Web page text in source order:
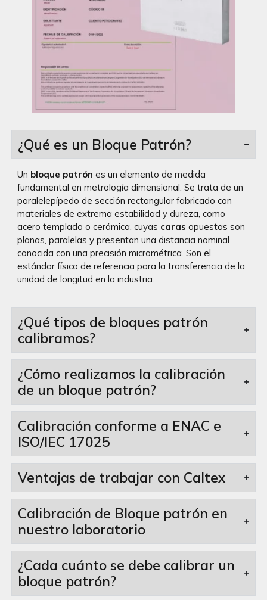
¿Qué es un Bloque Patrón?
Un bloque patrón es un elemento de medida
fundamental en metrología dimensional. Se trata de un
paralelepípedo de sección rectangular fabricado con
materiales de extrema estabilidad y dureza, como
acero templado o cerámica, cuyas caras opuestas son
planas, paralelas y presentan una distancia nominal
conocida con una precisión micrométrica. Son el
estándar físico de referencia para la transferencia de la
unidad de longitud en la industria.
¿Qué tipos de bloques patrón
calibramos?
¿Cómo realizamos la calibración
de un bloque patrón?
Calibración conforme a ENAC e
ISO/IEC 17025
Ventajas de trabajar con Caltex
Calibración de Bloque patrón en
nuestro laboratorio
¿Cada cuánto se debe calibrar un
bloque patrón?